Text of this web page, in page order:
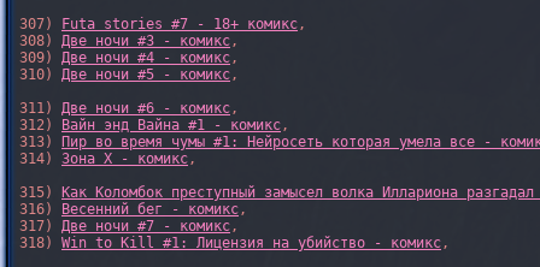
307)
Futa stories #7 - 18+ комикс,
308) Две ночи #3 - комикс,
309) Две ночи #4 - комикс,
310) Две ночи #5 - комикс,
311) Две ночи #6 - комикс,
312)
Вайн энд Вайна #1 - комикс,
313)
Пир во время чумы #1: Нейросеть которая умела все -
314) Зона X - комикс,
315)
Как Коломбок преступный замысел волка Иллариона
316)
Весенний бег - комикс,
317) Две ночи #7 - комикс,
318) Win to Kill #1: Лицензия на убийство - комикс,